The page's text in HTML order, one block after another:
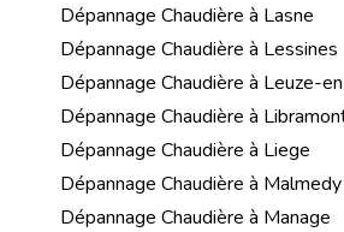
Dépannage Chaudière à Lasne
Dépannage Chaudière à Lessines
Dépannage Chaudière à Leuze-
Dépannage Chaudière à
Dépannage Chaudière à Liege
Dépannage Chaudière à Malmedy
Dépannage Chaudière à Manage